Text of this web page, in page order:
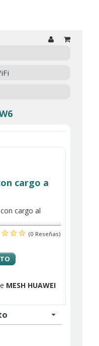
cargo a
cargo al
(0 Reseñas)
MESH HUAWEI